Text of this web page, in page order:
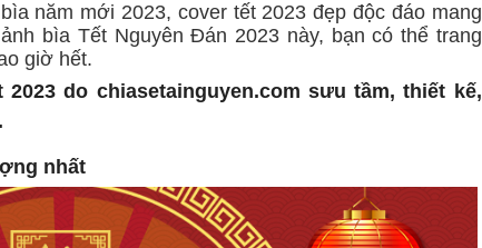
năm mới 2023, cover tết 2023 đẹp độc đáo mang
bìa Tết Nguyên Đán 2023 này, bạn có thể trang
giờ hết.
do chiasetainguyen.com sưu tầm, thiết kế,
nhất